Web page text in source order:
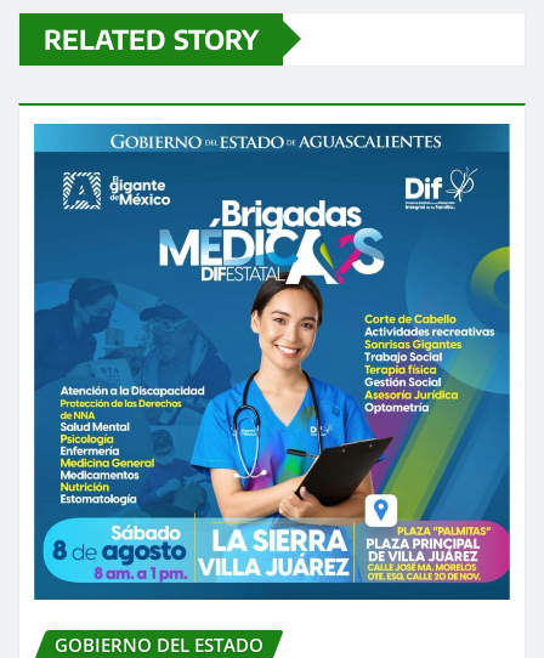
RELATED STORY
GOBIERNO DEL ESTADO